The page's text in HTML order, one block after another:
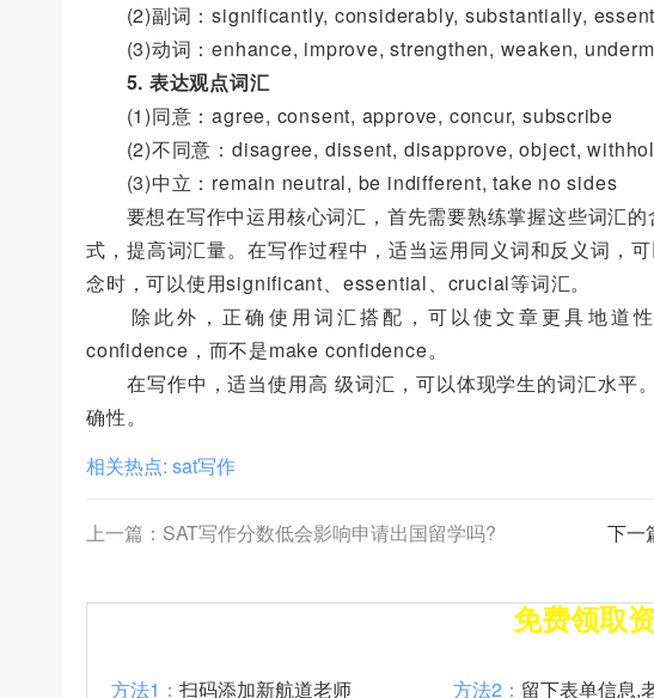
(2)副词：significantly, considerably, substantially,
(3)动词：enhance, improve, strengthen, weaken,
5. 表达观点词汇
(1)同意：agree, consent, approve, concur, subscribe
(2)不同意：disagree, dissent, disapprove, object,
(3)中立：remain neutral, be indifferent, take no sides
要想在写作中运用核心词汇，首先需要熟练掌握这些词汇的
式，提高词汇量。在写作过程中，适当运用同义词和反义词，
念时，可以使用significant、essential、crucial等词汇。
除此外，正确使用词汇搭配，可以使文章更具地道性
confidence，而不是make confidence。
在写作中，适当使用高 级词汇，可以体现学生的词汇水平
确性。
相关热点: sat写作
上一篇： SAT写作分数低会影响申请出国留学吗? 下一
免费领取
方法1： 扫码添加新航道老师 方法2： 留下表单信息,